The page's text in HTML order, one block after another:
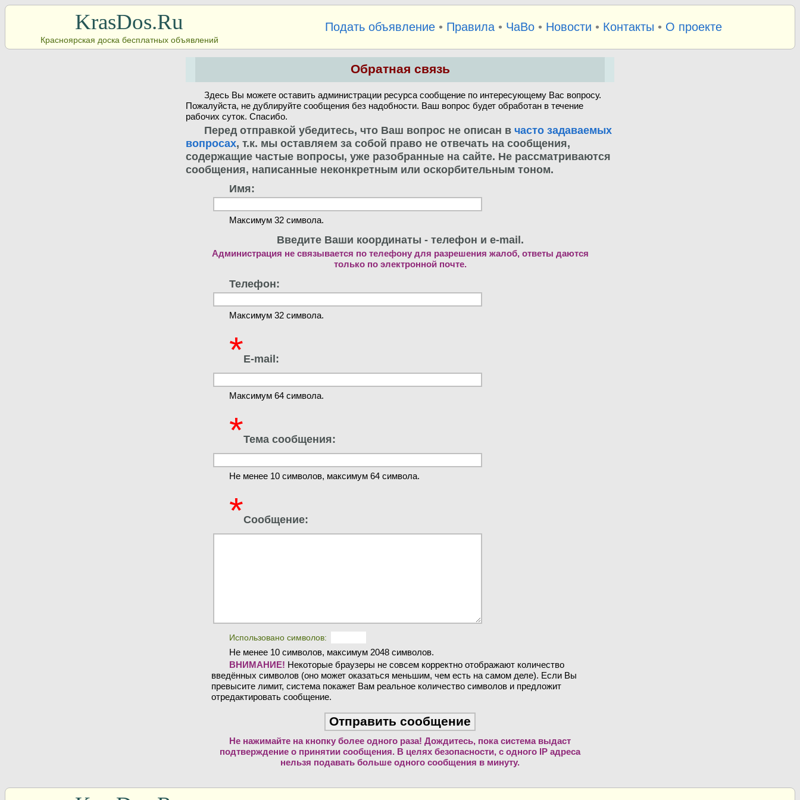
KrasDos.Ru
Красноярская доска бесплатных объявлений
Подать объявление• Правила• ЧаВо• Новости • Контакты • О проекте
Обратная связь
Здесь Вы можете оставить администрации ресурса сообщение по интересующему Вас вопросу.
Пожалуйста, не дублируйте сообщения без надобности. Ваш вопрос будет обработан в течение
рабочих суток. Спасибо.
Перед отправкой убедитесь, что Ваш вопрос не описан в часто задаваемых
вопросах, т.к. мы оставляем за собой право не отвечать на сообщения,
содержащие частые вопросы, уже разобранные на сайте. Не рассматриваются
сообщения, написанные неконкретным или оскорбительным тоном.
Имя:
Максимум 32 символа.
Введите Ваши координаты - телефон и e-mail.
Администрация не связывается по телефону для разрешения жалоб, ответы даются
только по электронной почте.
Телефон:
Максимум 32 символа.
*E-mail:
Максимум 64 символа.
*Тема сообщения:
Не менее 10 символов, максимум 64 символа.
*Сообщение:
Использовано символов:
Не менее 10 символов, максимум 2048 символов.
ВНИМАНИЕ! Некоторые браузеры не совсем корректно отображают количество
введённых символов (оно может оказаться меньшим, чем есть на самом деле). Если Вы
превысите лимит, система покажет Вам реальное количество символов и предложит
отредактировать сообщение.
Не нажимайте на кнопку более одного раза! Дождитесь, пока система выдаст
подтверждение о принятии сообщения. В целях безопасности, с одного IP адреса
нельзя подавать больше одного сообщения в минуту.